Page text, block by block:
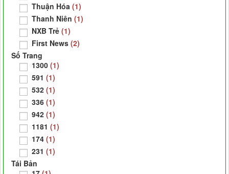
Thuận Hóa (1)
Thanh Niên (1)
NXB Trẻ (1)
First News (2)
Số Trang
1300 (1)
591 (1)
532 (1)
336 (1)
942 (1)
1181 (1)
174 (1)
231 (1)
Tái Bản